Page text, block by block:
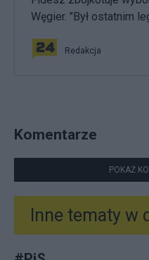
Węgier. "Był ostatnim
Redakcja
Komentarze
POKAŻ
Inne tematy w